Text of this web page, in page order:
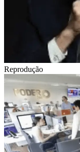
Reprodução